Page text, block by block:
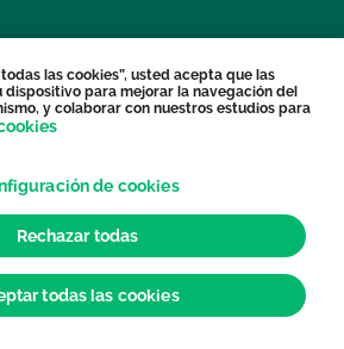
Todos los derechos reservados.
las cookies”, usted acepta que las
dispositivo para mejorar la navegación del
y colaborar con nuestros estudios para
de cookies
Rechazar todas
todas las cookies